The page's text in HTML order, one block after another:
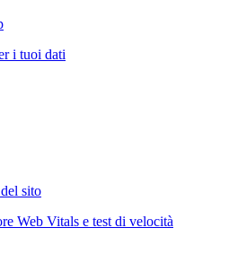
i tuoi dati
sito
Web Vitals e test di velocità